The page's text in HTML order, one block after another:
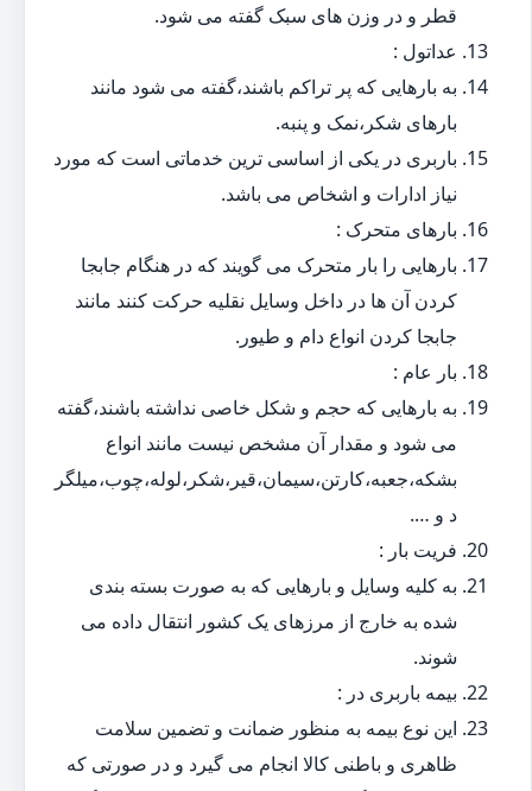
قطر و در وزن های سبک گفته می شود.
عداتول :
به بارهایی که پر تراکم باشند،گفته می شود مانند
بارهای شکر،نمک و پنبه.
باربری در یکی از اساسی ترین خدماتی است که مورد
نیاز ادارات و اشخاص می باشد.
بارهای متحرک :
بارهایی را بار متحرک می گویند که در هنگام جابجا
کردن آن ها در داخل وسایل نقلیه حرکت کنند مانند
جابجا کردن انواع دام و طیور.
بار عام :
به بارهایی که حجم و شکل خاصی نداشته باشند،گفته
می شود و مقدار آن مشخص نیست مانند انواع
بشکه،جعبه،کارتن،سیمان،قیر،شکر،لوله،چوب،میلگر
د و ….
فریت بار :
به کلیه وسایل و بارهایی که به صورت بسته بندی
شده به خارج از مرزهای یک کشور انتقال داده می
شوند.
بیمه باربری در :
این نوع بیمه به منظور ضمانت و تضمین سلامت
ظاهری و باطنی کالا انجام می گیرد و در صورتی که